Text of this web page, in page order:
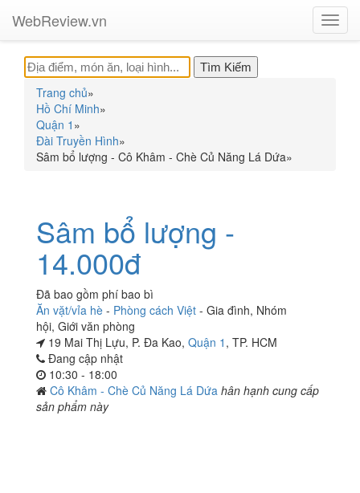
WebReview.vn
Trang chủ»
Hồ Chí Minh»
Quận 1 »
Đài Truyền Hình»
Sâm bổ lượng - Cô Khâm - Chè Củ Năng Lá Dứa»
Sâm bổ lượng -
14.000đ
Đã bao gồm phí bao bì
Ăn vặt/vỉa hè - Phòng cách Việt - Gia đình, Nhóm
hội, Giới văn phòng
19 Mai Thị Lựu, P. Đa Kao, Quận 1 , TP. HCM
Đang cập nhật
10:30 - 18:00
Cô Khâm - Chè Củ Năng Lá Dứa hân hạnh cung cấp
sản phẩm này